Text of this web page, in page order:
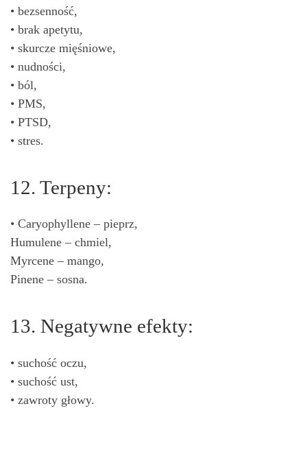
• bezsenność,
• brak apetytu,
• skurcze mięśniowe,
• nudności,
• ból,
• PMS,
• PTSD,
• stres.
12. Terpeny:
• Caryophyllene – pieprz,
Humulene – chmiel,
Myrcene – mango,
Pinene – sosna.
13. Negatywne efekty:
• suchość oczu,
• suchość ust,
• zawroty głowy.